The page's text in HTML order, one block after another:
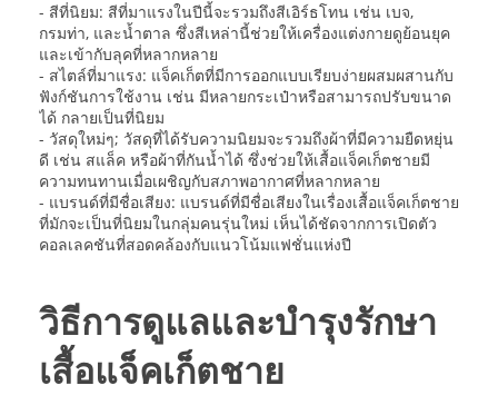
- สีที่นิยม: สีที่มาแรงในปีนี้จะรวมถึงสีเอิร์ธโทน เช่น เบจ,
กรมท่า, และน้ำตาล ซึ่งสีเหล่านี้ช่วยให้เครื่องแต่งกายดูย้อนยุค
และเข้ากับลุคที่หลากหลาย
- สไตล์ที่มาแรง: แจ็คเก็ตที่มีการออกแบบเรียบง่ายผสมผสานกับ
ฟังก์ชันการใช้งาน เช่น มีหลายกระเป๋าหรือสามารถปรับขนาด
ได้ กลายเป็นที่นิยม
- วัสดุใหม่ๆ; วัสดุที่ได้รับความนิยมจะรวมถึงผ้าที่มีความยืดหยุ่น
ดี เช่น สแล็ค หรือผ้าที่กันน้ำได้ ซึ่งช่วยให้เสื้อแจ็คเก็ตชายมี
ความทนทานเมื่อเผชิญกับสภาพอากาศที่หลากหลาย
- แบรนด์ที่มีชื่อเสียง: แบรนด์ที่มีชื่อเสียงในเรื่องเสื้อแจ็คเก็ตชาย
ที่มักจะเป็นที่นิยมในกลุ่มคนรุ่นใหม่ เห็นได้ชัดจากการเปิดตัว
คอลเลคชันที่สอดคล้องกับแนวโน้มแฟชั่นแห่งปี
วิธีการดูแลและบำรุงรักษา
เสื้อแจ็คเก็ตชาย